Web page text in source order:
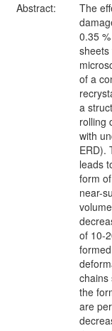
Abstract:
The
0.35
sheets
of a
a
rolling
with
ERD).
leads
form
near-
of 10-
chains
the
are